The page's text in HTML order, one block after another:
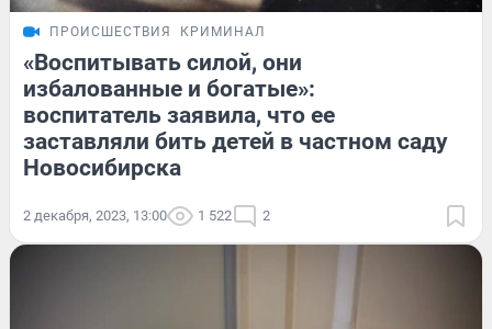
ПРОИСШЕСТВИЯ КРИМИНАЛ
«Воспитывать силой, они
избалованные и богатые»:
воспитатель заявила, что ее
заставляли бить детей в частном саду
Новосибирска
2 декабря, 2023, 13:00 1 522 2